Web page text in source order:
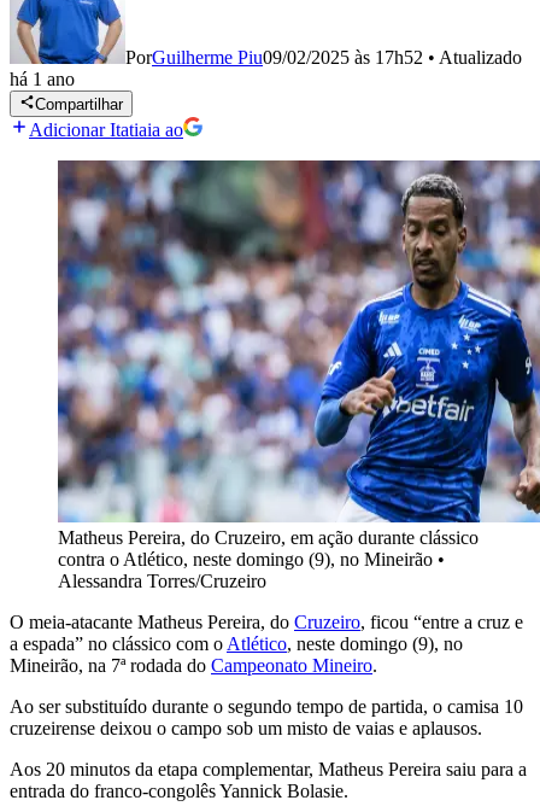
PorGuilherme Piu09/02/2025 às 17h52 • Atualizado
há 1 ano
Compartilhar
Adicionar Itatiaia ao
Matheus Pereira, do Cruzeiro, em ação durante clássico
contra o Atlético, neste domingo (9), no Mineirão •
Alessandra Torres/Cruzeiro
O meia-atacante Matheus Pereira, do Cruzeiro, ficou “entre a cruz e
a espada” no clássico com o Atlético, neste domingo (9), no
Mineirão, na 7ª rodada do Campeonato Mineiro.
Ao ser substituído durante o segundo tempo de partida, o camisa 10
cruzeirense deixou o campo sob um misto de vaias e aplausos.
Aos 20 minutos da etapa complementar, Matheus Pereira saiu para a
entrada do franco-congolês Yannick Bolasie.